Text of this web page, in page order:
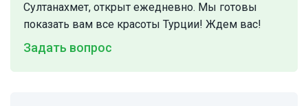
Султанахмет, открыт ежедневно. Мы готовы
показать вам все красоты Турции! Ждем вас!
Задать вопрос